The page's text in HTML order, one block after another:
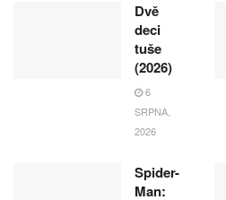
Dvě
deci
tuše
(2026)
6
SRPNA,
2026
Spider-
Man: